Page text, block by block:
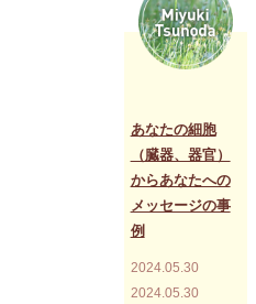
シ
ョ
ン
で
け
な
る
し
て
あなたの細胞
（臓器、器官）
からあなたへの
メッセージの事
例
2024.05.30
2024.05.30